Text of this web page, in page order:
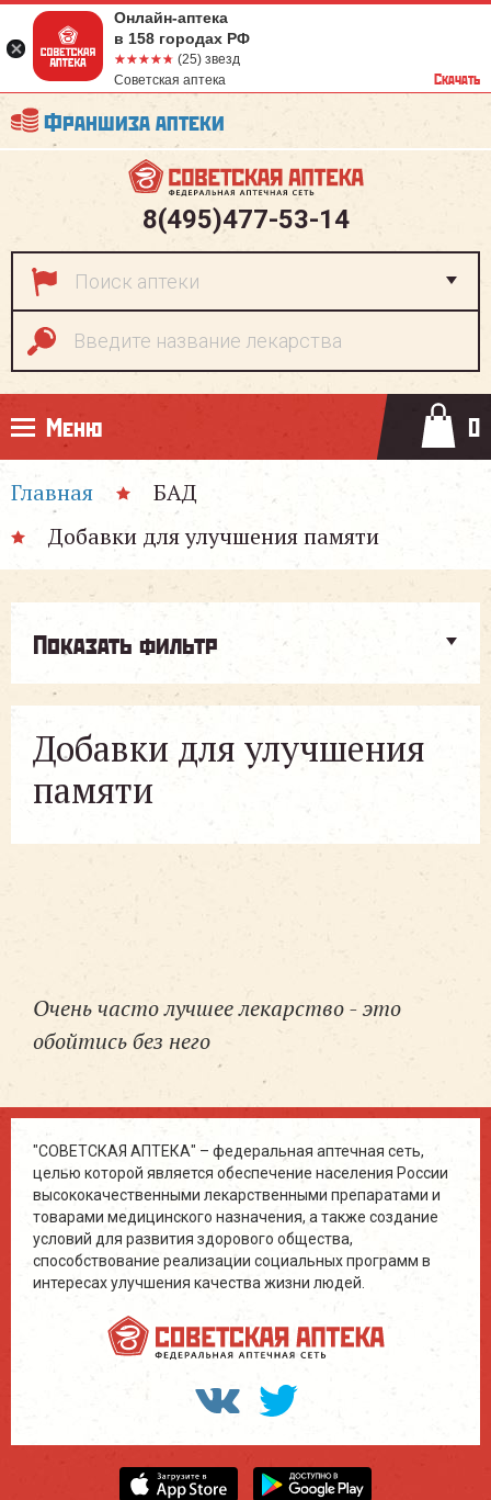
Франшиза аптеки
8(495)477-53-14
Меню 0
Главная
БАД
Добавки для улучшения памяти
Добавки для улучшения
памяти
Показать фильтр
Очень часто лучшее лекарство - это
обойтись без него
"СОВЕТСКАЯ АПТЕКА" – федеральная аптечная сеть,
целью которой является обеспечение населения России
высококачественными лекарственными препаратами и
товарами медицинского назначения, а также создание
условий для развития здорового общества,
способствование реализации социальных программ в
интересах улучшения качества жизни людей.
Онлайн-аптека
в 158 городах РФ
☆☆☆☆☆
★★★★★ (25) звезд
Советская аптека
Скачать